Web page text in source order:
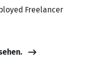
Freelancer